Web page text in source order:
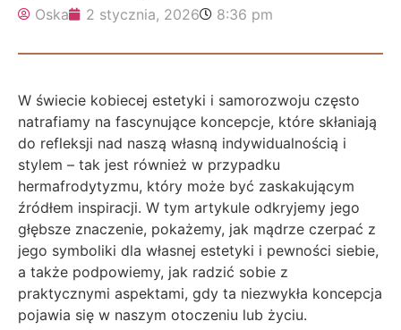
Oska 2 stycznia, 2026 8:36 pm
W świecie kobiecej estetyki i samorozwoju często
natrafiamy na fascynujące koncepcje, które skłaniają
do refleksji nad naszą własną indywidualnością i
stylem – tak jest również w przypadku
hermafrodytyzmu, który może być zaskakującym
źródłem inspiracji. W tym artykule odkryjemy jego
głębsze znaczenie, pokażemy, jak mądrze czerpać z
jego symboliki dla własnej estetyki i pewności siebie,
a także podpowiemy, jak radzić sobie z
praktycznymi aspektami, gdy ta niezwykła koncepcja
pojawia się w naszym otoczeniu lub życiu.